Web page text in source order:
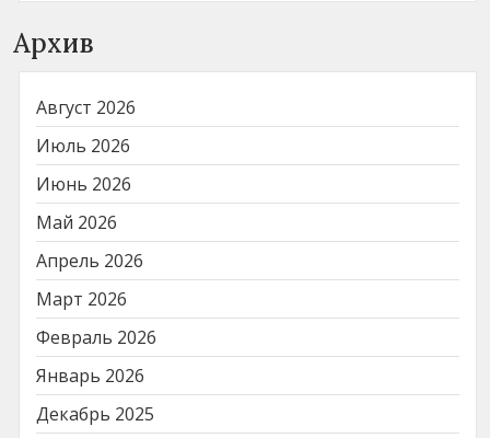
Архив
Август 2026
Июль 2026
Июнь 2026
Май 2026
Апрель 2026
Март 2026
Февраль 2026
Январь 2026
Декабрь 2025